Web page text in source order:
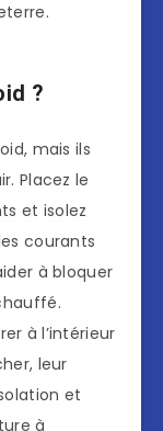
?
mais ils
Placez le
et isolez
courants
à bloquer
à l’intérieur
leur
et
à